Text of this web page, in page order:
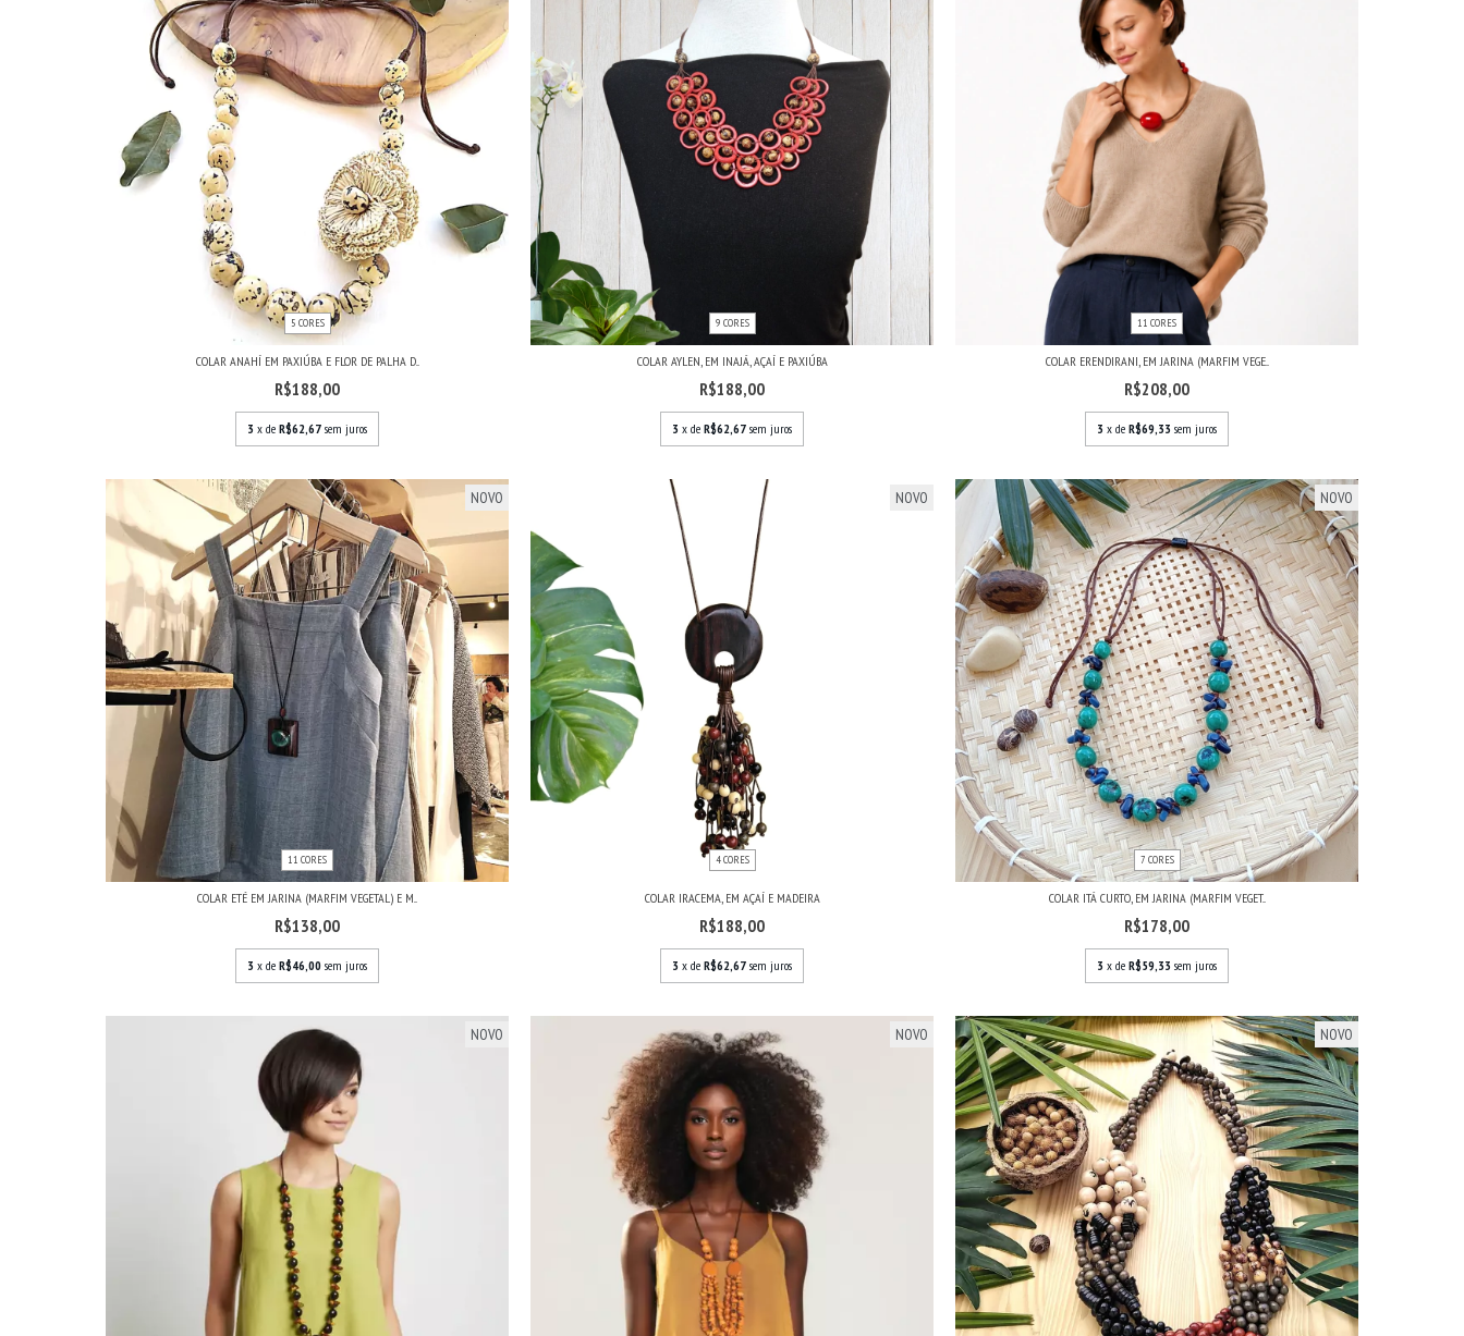
5 CORES
COLAR ANAHÍ EM PAXIÚBA E FLOR DE PALHA D...
R$188,00
3 x de R$62,67 sem juros
9 CORES
COLAR AYLEN, EM INAJÁ, AÇAÍ E PAXIÚBA
R$188,00
3 x de R$62,67 sem juros
11 CORES
COLAR ERENDIRANI, EM JARINA (MARFIM VEGE...
R$208,00
3 x de R$69,33 sem juros
NOVO
11 CORES
COLAR ETÉ EM JARINA (MARFIM VEGETAL) E M...
R$138,00
3 x de R$46,00 sem juros
NOVO
4 CORES
COLAR IRACEMA, EM AÇAÍ E MADEIRA
R$188,00
3 x de R$62,67 sem juros
NOVO
7 CORES
COLAR ITÁ CURTO, EM JARINA (MARFIM VEGET...
R$178,00
3 x de R$59,33 sem juros
NOVO NOVO NOVO